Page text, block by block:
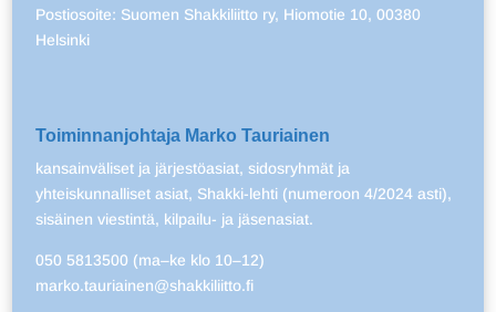
Postiosoite: Suomen Shakkiliitto ry, Hiomotie 10, 00380
Helsinki
Toiminnanjohtaja Marko Tauriainen
kansainväliset ja järjestöasiat, sidosryhmät ja
yhteiskunnalliset asiat, Shakki-lehti (numeroon 4/2024 asti),
sisäinen viestintä, kilpailu- ja jäsenasiat.
050 5813500 (ma–ke klo 10–12)
marko.tauriainen@shakkiliitto.fi